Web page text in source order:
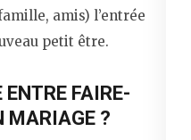
amis) l’entrée
petit être.
ENTRE FAIRE-
MARIAGE ?